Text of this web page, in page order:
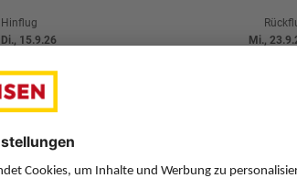
Hinflug
Di., 15.9.26
1 Stopp
Etihad Airways
Mi.,